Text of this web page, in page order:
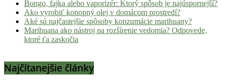
Bongo, fajka alebo vaporizér: Ktorý spôsob je najúspornejší?
Ako vyrobiť konopný olej v domácom prostredí?
Aké sú najčastejšie spôsoby konzumácie marihuany?
Marihuana ako nástroj na rozšírenie vedomia? Odpovede,
ktoré ťa zaskočia
Najčítanejšie články